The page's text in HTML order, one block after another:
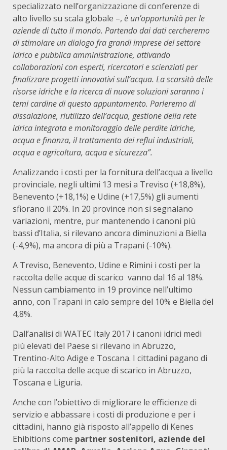
specializzato nell’organizzazione di conferenze di
alto livello su scala globale –, è un’opportunità per le
aziende di tutto il mondo. Partendo dai dati cercheremo
di stimolare un dialogo fra grandi imprese del settore
idrico e pubblica amministrazione, attivando
collaborazioni con esperti, ricercatori e scienziati per
finalizzare progetti innovativi sull’acqua. La scarsità delle
risorse idriche e la ricerca di nuove soluzioni saranno i
temi cardine di questo appuntamento. Parleremo di
dissalazione, riutilizzo dell’acqua, gestione della rete
idrica integrata e monitoraggio delle perdite idriche,
acqua e finanza, il trattamento dei reflui industriali,
acqua e agricoltura, acqua e sicurezza”.
Analizzando i costi per la fornitura dell’acqua a livello
provinciale, negli ultimi 13 mesi a Treviso (+18,8%),
Benevento (+18,1%) e Udine (+17,5%) gli aumenti
sfiorano il 20%. In 20 province non si segnalano
variazioni, mentre, pur mantenendo i canoni più
bassi d’Italia, si rilevano ancora diminuzioni a Biella
(-4,9%), ma ancora di più a Trapani (-10%).
A Treviso, Benevento, Udine e Rimini i costi per la
raccolta delle acque di scarico vanno dal 16 al 18%.
Nessun cambiamento in 19 province nell’ultimo
anno, con Trapani in calo sempre del 10% e Biella del
4,8%.
Dall’analisi di WATEC Italy 2017 i canoni idrici medi
più elevati del Paese si rilevano in Abruzzo,
Trentino-Alto Adige e Toscana. I cittadini pagano di
più la raccolta delle acque di scarico in Abruzzo,
Toscana e Liguria.
Anche con l’obiettivo di migliorare le efficienze di
servizio e abbassare i costi di produzione e per i
cittadini, hanno già risposto all’appello di Kenes
Ehibitions come partner sostenitori, aziende del